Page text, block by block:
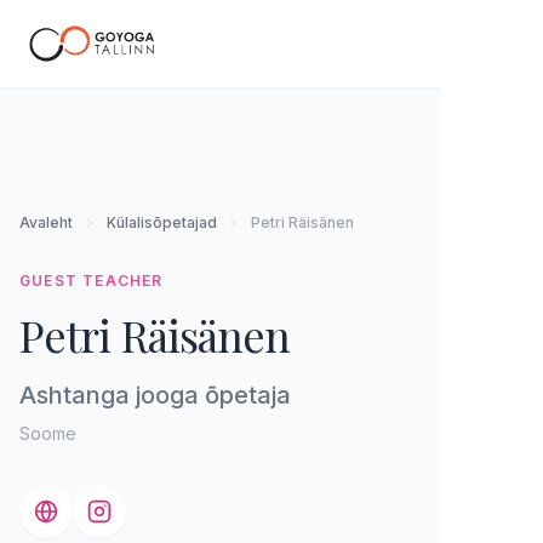
Avaleht Külalisõpetajad Petri Räisänen
GUEST TEACHER
Petri Räisänen
Ashtanga jooga õpetaja
Soome